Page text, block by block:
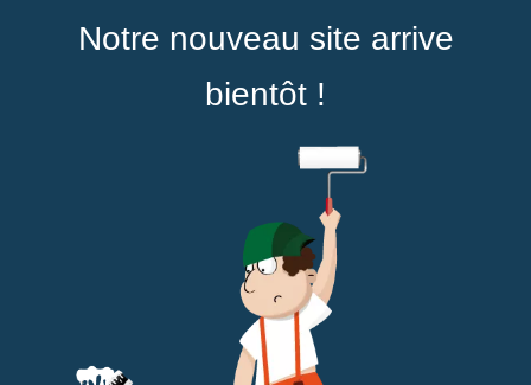
Notre nouveau site arrive
bientôt !